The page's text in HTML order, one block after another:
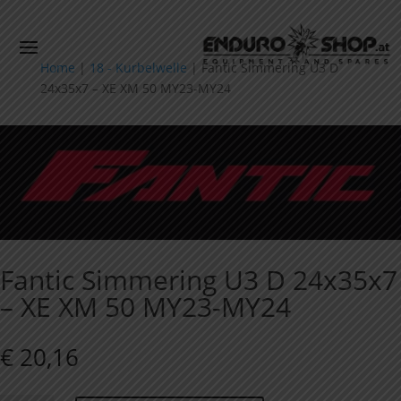
Home | 18 - Kurbelwelle
Fantic Simmering U3 D
24x35x7 – XE XM 50 MY23-MY24
Fantic Simmering U3 D 24x35x7
– XE XM 50 MY23-MY24
€ 20,16